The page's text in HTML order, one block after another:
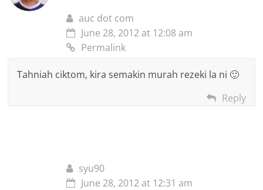
auc dot com
June 28, 2012 at 12:08 am
Permalink
Tahniah ciktom, kira semakin murah rezeki la ni 🙂
Reply
syu90
June 28, 2012 at 12:31 am